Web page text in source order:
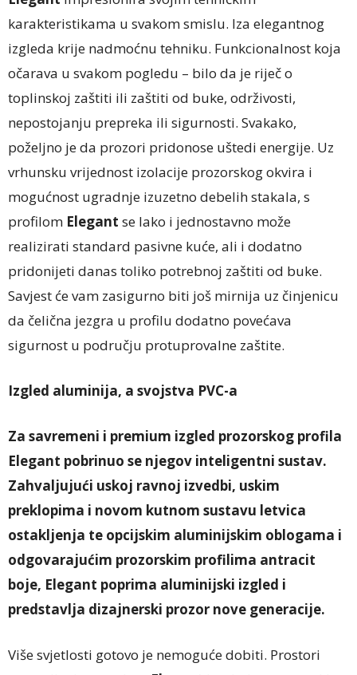
karakteristikama u svakom smislu. Iza elegantnog
izgleda krije nadmoćnu tehniku. Funkcionalnost koja
očarava u svakom pogledu – bilo da je riječ o
toplinskoj zaštiti ili zaštiti od buke, održivosti,
nepostojanju prepreka ili sigurnosti. Svakako,
poželjno je da prozori pridonose uštedi energije. Uz
vrhunsku vrijednost izolacije prozorskog okvira i
mogućnost ugradnje izuzetno debelih stakala, s
profilom Elegant se lako i jednostavno može
realizirati standard pasivne kuće, ali i dodatno
pridonijeti danas toliko potrebnoj zaštiti od buke.
Savjest će vam zasigurno biti još mirnija uz činjenicu
da čelična jezgra u profilu dodatno povećava
sigurnost u području protuprovalne zaštite.
Izgled aluminija, a svojstva PVC-a
Za savremeni i premium izgled prozorskog profila
Elegant pobrinuo se njegov inteligentni sustav.
Zahvaljujući uskoj ravnoj izvedbi, uskim
preklopima i novom kutnom sustavu letvica
ostakljenja te opcijskim aluminijskim oblogama i
odgovarajućim prozorskim profilima antracit
boje, Elegant poprima aluminijski izgled i
predstavlja dizajnerski prozor nove generacije.
Više svjetlosti gotovo je nemoguće dobiti. Prostori